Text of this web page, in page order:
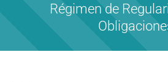
Régimen de